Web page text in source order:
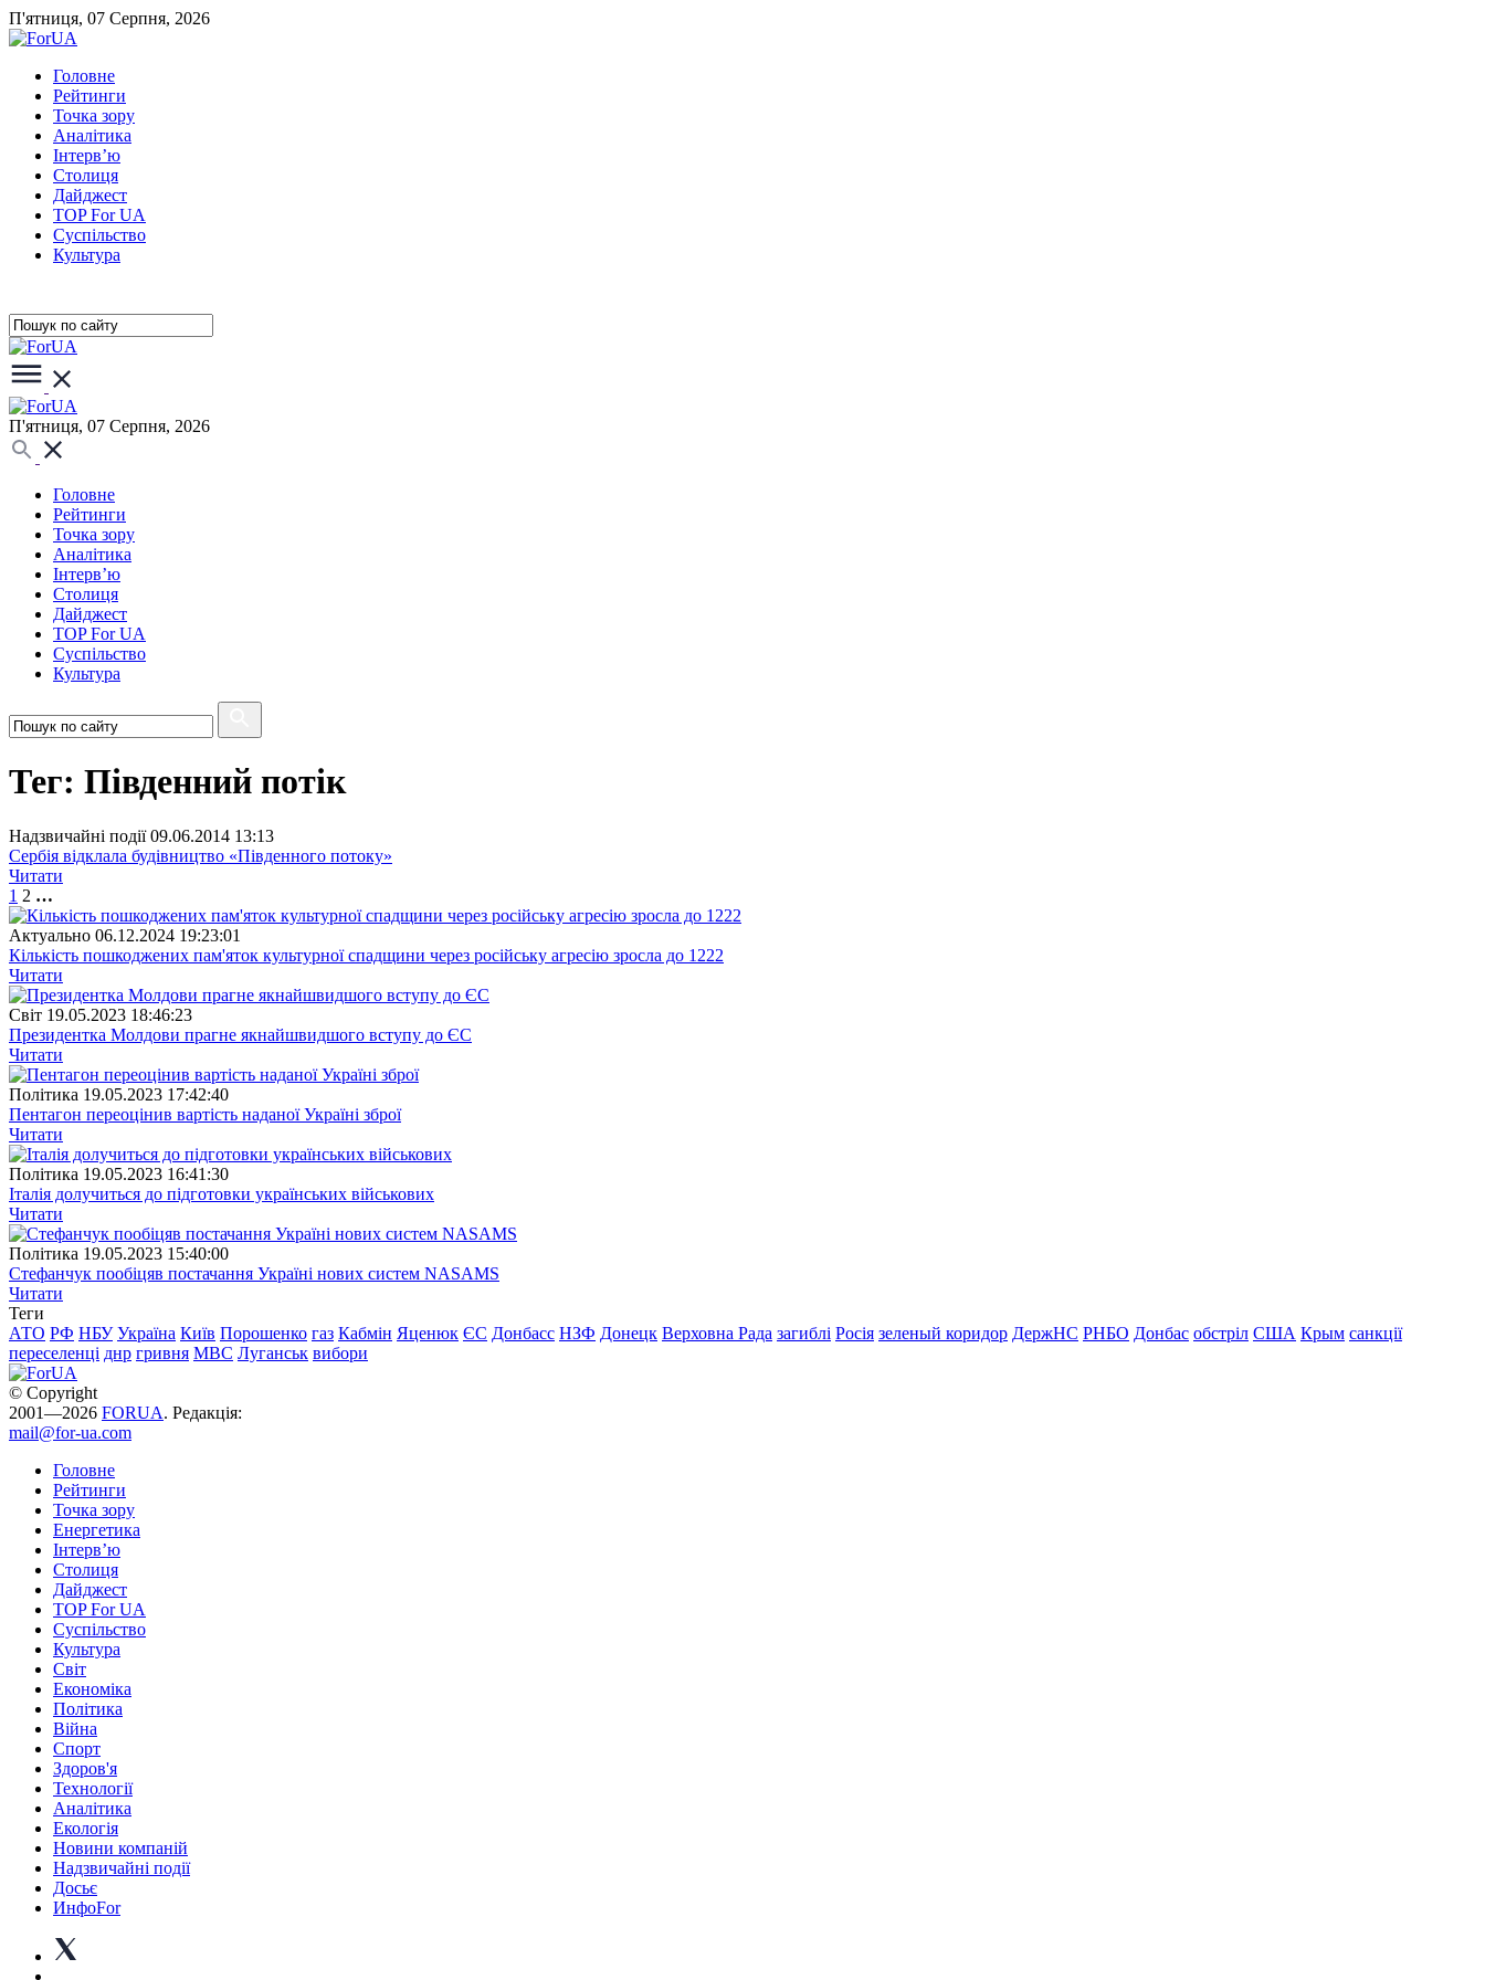
П'ятниця, 07 Серпня, 2026
Головне
Рейтинги
Точка зору
Аналітика
Інтерв’ю
Столиця
Дайджест
TOP For UA
Суспiльство
Культура
П'ятниця, 07 Серпня, 2026
Головне
Рейтинги
Точка зору
Аналітика
Інтерв’ю
Столиця
Дайджест
TOP For UA
Суспiльство
Культура
Тег: Південний потік
Надзвичайні події 09.06.2014 13:13
Сербія відклала будівництво «Південного потоку»
Читати
1 2 …
Актуально 06.12.2024 19:23:01
Кількість пошкоджених пам'яток культурної спадщини через російську агресію зросла до 1222
Читати
Свiт 19.05.2023 18:46:23
Президентка Молдови прагне якнайшвидшого вступу до ЄС
Читати
Полiтика 19.05.2023 17:42:40
Пентагон переоцінив вартість наданої Україні зброї
Читати
Полiтика 19.05.2023 16:41:30
Італія долучиться до підготовки українських військових
Читати
Полiтика 19.05.2023 15:40:00
Стефанчук пообіцяв постачання Україні нових систем NASAMS
Читати
Теги
АТО РФ НБУ Україна Київ Порошенко газ Кабмін Яценюк ЄС Донбасс НЗФ Донецк Верховна Рада загиблі Росія зеленый коридор ДержНС РНБО Донбас обстріл США Крым санкції
переселенці днр гривня МВС Луганськ вибори
© Copyright
2001—2026 FORUA. Редакція:
mail@for-ua.com
Головне
Рейтинги
Точка зору
Енергетика
Інтерв’ю
Столиця
Дайджест
TOP For UA
Суспiльство
Культура
Світ
Економіка
Політика
Війна
Спорт
Здоров'я
Технології
Аналітика
Екологія
Новини компаній
Надзвичайні події
Досьє
ИнфоFor